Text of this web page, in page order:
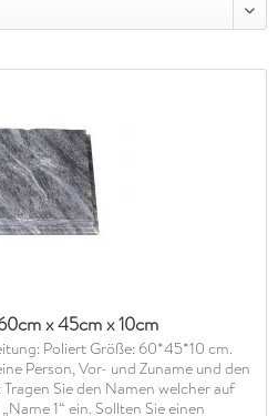
x 45cm x 10cm
Poliert Größe: 60*45*10 cm.
Person, Vor- und Zuname und den
Sie den Namen welcher auf
1“ ein. Sollten Sie einen